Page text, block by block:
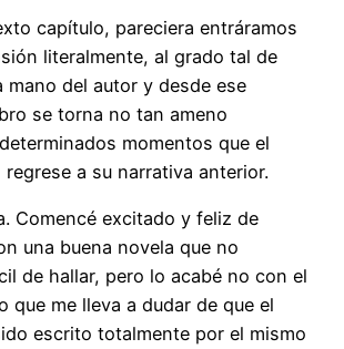
capítulo, pareciera entráramos
literalmente, al grado tal de
mano del autor y desde ese
se torna no tan ameno
momentos que el
a su narrativa anterior.
Comencé excitado y feliz de
una buena novela que no
de hallar, pero lo acabé no con el
que me lleva a dudar de que el
escrito totalmente por el mismo